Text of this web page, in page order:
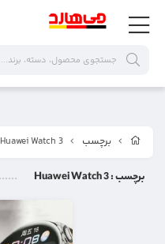
برچسب Huawei Watch 3
برچسب: Huawei Watch 3